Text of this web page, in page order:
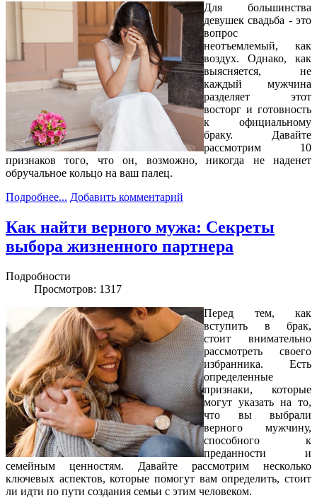
Для большинства
девушек свадьба - это
вопрос
неотъемлемый, как
воздух. Однако, как
выясняется, не
каждый мужчина
разделяет этот
восторг и готовность
к официальному
браку. Давайте
рассмотрим 10
признаков того, что он, возможно, никогда не наденет
обручальное кольцо на ваш палец.
Подробнее... Добавить комментарий
Как найти верного мужа: Секреты
выбора жизненного партнера
Подробности
Просмотров: 1317
Перед тем, как
вступить в брак,
стоит внимательно
рассмотреть своего
избранника. Есть
определенные
признаки, которые
могут указать на то,
что вы выбрали
верного мужчину,
способного к
преданности и
семейным ценностям. Давайте рассмотрим несколько
ключевых аспектов, которые помогут вам определить, стоит
ли идти по пути создания семьи с этим человеком.